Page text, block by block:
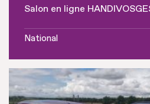
Salon en ligne
National